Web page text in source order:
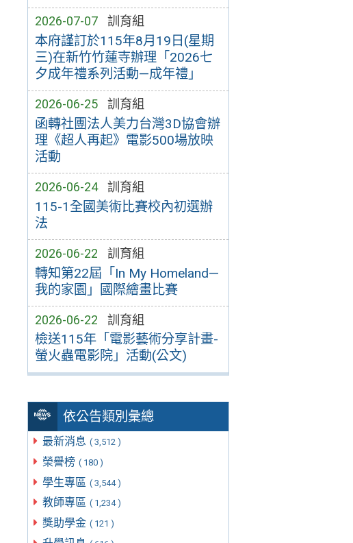
2026-07-07 訓育組
本府謹訂於115年8月19日(星期
三)在新竹竹蓮寺辦理「2026七
夕成年禮系列活動—成年禮」
2026-06-25 訓育組
函轉社團法人美力台灣3D協會辦
理《超人再起》電影500場放映
活動
2026-06-24 訓育組
115-1全國美術比賽校內初選辦
法
2026-06-22 訓育組
轉知第22屆「In My Homeland—
我的家園」國際繪畫比賽
2026-06-22 訓育組
檢送115年「電影藝術分享計畫-
螢火蟲電影院」活動(公文)
依公告類別彙總
最新消息 ( 3,512 )
榮譽榜 ( 180 )
學生專區 ( 3,544 )
教師專區 ( 1,234 )
獎助學金 ( 121 )